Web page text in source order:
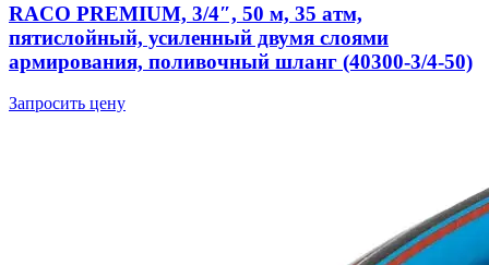
RACO PREMIUM, 3/4″, 50 м, 35 атм,
пятислойный, усиленный двумя слоями
армирования, поливочный шланг (40300-3/4-50)
Запросить цену